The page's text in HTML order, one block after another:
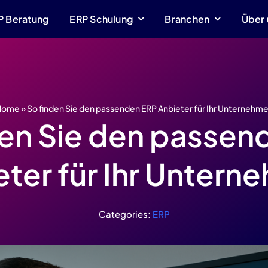
Beratung ERP Schulung Branchen Über
Beratung ERP Schulung Branchen Über
»So finden Sie den passenden ERP Anbieter für Ihr
Sie den
für Ihr
Categories: ERP